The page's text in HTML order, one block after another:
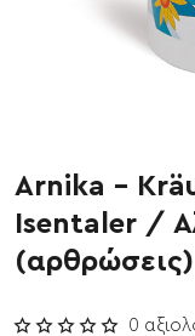
Arnika -
Isentaler /
(αρθρώσεις)
0